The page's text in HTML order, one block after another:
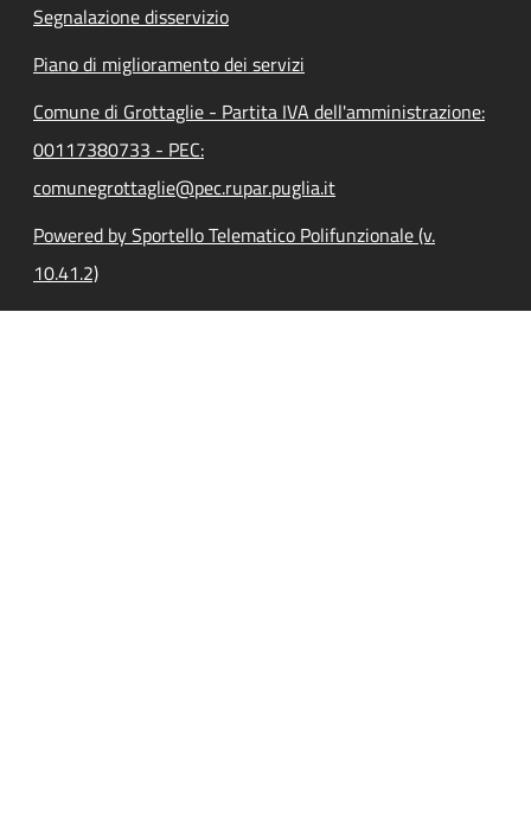
Segnalazione disservizio
Piano di miglioramento dei servizi
Comune di Grottaglie - Partita IVA dell'amministrazione:
00117380733 - PEC:
comunegrottaglie@pec.rupar.puglia.it
Powered by Sportello Telematico Polifunzionale (v.
10.41.2)